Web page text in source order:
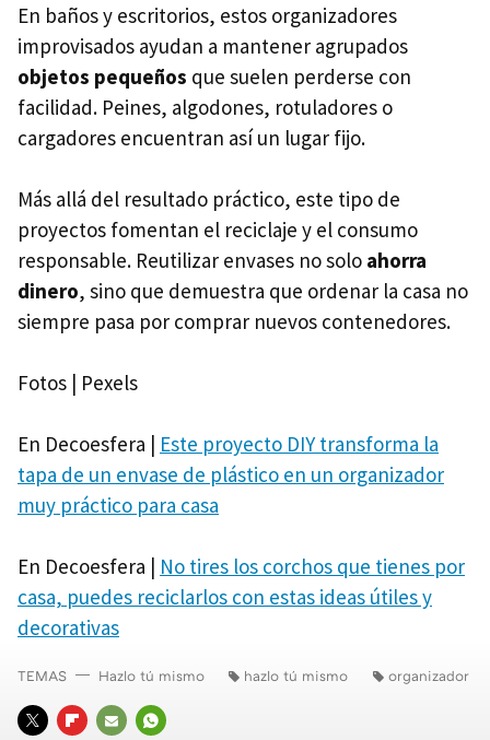
En baños y escritorios, estos organizadores
improvisados ayudan a mantener agrupados
objetos pequeños que suelen perderse con
facilidad. Peines, algodones, rotuladores o
cargadores encuentran así un lugar fijo.
Más allá del resultado práctico, este tipo de
proyectos fomentan el reciclaje y el consumo
responsable. Reutilizar envases no solo ahorra
dinero, sino que demuestra que ordenar la casa no
siempre pasa por comprar nuevos contenedores.
Fotos | Pexels
En Decoesfera | Este proyecto DIY transforma la
tapa de un envase de plástico en un organizador
muy práctico para casa
En Decoesfera | No tires los corchos que tienes por
casa, puedes reciclarlos con estas ideas útiles y
decorativas
TEMAS Hazlo tú mismo hazlo tú mismo organizador